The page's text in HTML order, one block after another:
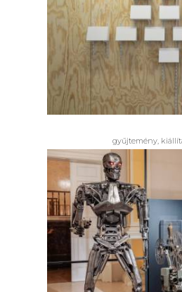
Még egy
a Budapest
online
gyűjtemény,
Megnyílt! Az
jelenik meg
Múzeum